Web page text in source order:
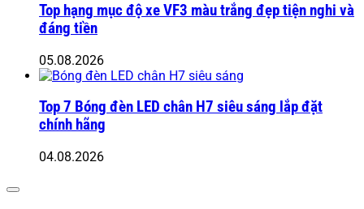
Top hạng mục độ xe VF3 màu trắng đẹp tiện nghi và
đáng tiền
05.08.2026
Top 7 Bóng đèn LED chân H7 siêu sáng lắp đặt
chính hãng
04.08.2026